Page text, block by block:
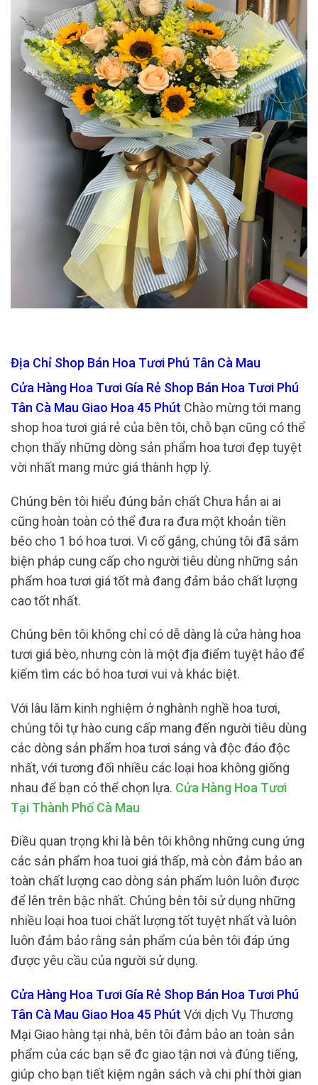
Địa Chỉ Shop Bán Hoa Tươi Phú Tân Cà Mau
Cửa Hàng Hoa Tươi Gía Rẻ Shop Bán Hoa Tươi Phú
Tân Cà Mau Giao Hoa 45 Phút Chào mừng tới mang
shop hoa tươi giá rẻ của bên tôi, chỗ bạn cũng có thể
chọn thấy những dòng sản phẩm hoa tươi đẹp tuyệt
vời nhất mang mức giá thành hợp lý.
Chúng bên tôi hiểu đúng bản chất Chưa hẳn ai ai
cũng hoàn toàn có thể đưa ra đưa một khoản tiền
béo cho 1 bó hoa tươi. Vì cố gắng, chúng tôi đã sắm
biện pháp cung cấp cho người tiêu dùng những sản
phẩm hoa tươi giá tốt mà đang đảm bảo chất lượng
cao tốt nhất.
Chúng bên tôi không chỉ có dễ dàng là cửa hàng hoa
tươi giá bèo, nhưng còn là một địa điểm tuyệt hảo để
kiếm tìm các bó hoa tươi vui và khác biệt.
Với lâu lăm kinh nghiệm ở nghành nghề hoa tươi,
chúng tôi tự hào cung cấp mang đến người tiêu dùng
các dòng sản phẩm hoa tươi sáng và độc đáo độc
nhất, với tương đối nhiều các loại hoa không giống
nhau để bạn có thể chọn lựa. Cửa Hàng Hoa Tươi
Tại Thành Phố Cà Mau
Điều quan trọng khi là bên tôi không những cung ứng
các sản phẩm hoa tuoi giá thấp, mà còn đảm bảo an
toàn chất lượng cao dòng sản phẩm luôn luôn được
để lên trên bậc nhất. Chúng bên tôi sử dụng những
nhiều loại hoa tuoi chất lượng tốt tuyệt nhất và luôn
luôn đảm bảo rằng sản phẩm của bên tôi đáp ứng
được yêu cầu của người sử dụng.
Cửa Hàng Hoa Tươi Gía Rẻ Shop Bán Hoa Tươi Phú
Tân Cà Mau Giao Hoa 45 Phút Với dịch Vụ Thương
Mại Giao hàng tại nhà, bên tôi đảm bảo an toàn sản
phẩm của các bạn sẽ đc giao tận nơi và đúng tiếng,
giúp cho bạn tiết kiệm ngân sách và chi phí thời gian